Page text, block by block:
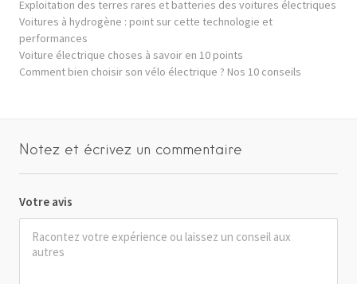
Exploitation des terres rares et batteries des voitures électriques
Voitures à hydrogène : point sur cette technologie et
performances
Voiture électrique choses à savoir en 10 points
Comment bien choisir son vélo électrique ? Nos 10 conseils
Notez et écrivez un commentaire
Votre avis